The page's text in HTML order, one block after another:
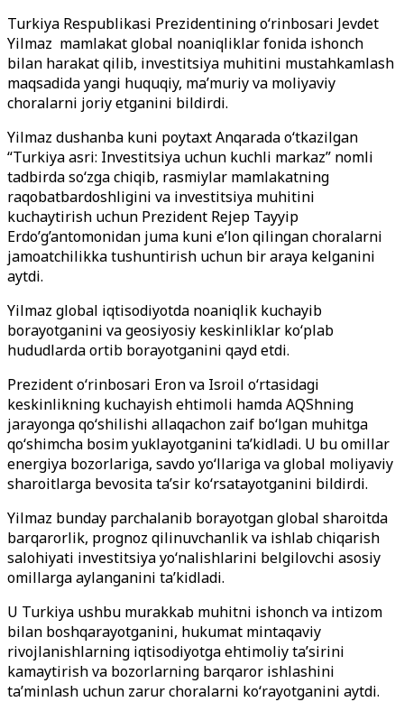
Turkiya Respublikasi Prezidentining o‘rinbosari Jevdet
Yilmaz mamlakat global noaniqliklar fonida ishonch
bilan harakat qilib, investitsiya muhitini mustahkamlash
maqsadida yangi huquqiy, ma’muriy va moliyaviy
choralarni joriy etganini bildirdi.
Yilmaz dushanba kuni poytaxt Anqarada o‘tkazilgan
“Turkiya asri: Investitsiya uchun kuchli markaz” nomli
tadbirda so‘zga chiqib, rasmiylar mamlakatning
raqobatbardoshligini va investitsiya muhitini
kuchaytirish uchun Prezident Rejep Tayyip
Erdo’g’antomonidan juma kuni e’lon qilingan choralarni
jamoatchilikka tushuntirish uchun bir araya kelganini
aytdi.
Yilmaz global iqtisodiyotda noaniqlik kuchayib
borayotganini va geosiyosiy keskinliklar ko‘plab
hududlarda ortib borayotganini qayd etdi.
Prezident o‘rinbosari Eron va Isroil o‘rtasidagi
keskinlikning kuchayish ehtimoli hamda AQShning
jarayonga qo‘shilishi allaqachon zaif bo‘lgan muhitga
qo‘shimcha bosim yuklayotganini ta’kidladi. U bu omillar
energiya bozorlariga, savdo yo‘llariga va global moliyaviy
sharoitlarga bevosita ta’sir ko‘rsatayotganini bildirdi.
Yilmaz bunday parchalanib borayotgan global sharoitda
barqarorlik, prognoz qilinuvchanlik va ishlab chiqarish
salohiyati investitsiya yo‘nalishlarini belgilovchi asosiy
omillarga aylanganini ta’kidladi.
U Turkiya ushbu murakkab muhitni ishonch va intizom
bilan boshqarayotganini, hukumat mintaqaviy
rivojlanishlarning iqtisodiyotga ehtimoliy ta’sirini
kamaytirish va bozorlarning barqaror ishlashini
ta’minlash uchun zarur choralarni ko‘rayotganini aytdi.